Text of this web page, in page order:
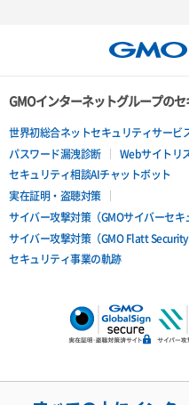
GMOインターネットグループの
世界初総合ネットセキュリティサービ
パスワード漏洩診断
Webサイトリ
セキュリティ相談AIチャットボット
実在証明・盗聴対策
サイバー攻撃対策（GMOサイバーセキ
サイバー攻撃対策（GMO Flatt Security
セキュリティ事業の軌跡